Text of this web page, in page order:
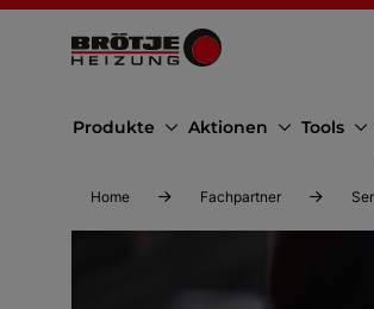
Produkte Aktionen Tools
Home Fachpartner